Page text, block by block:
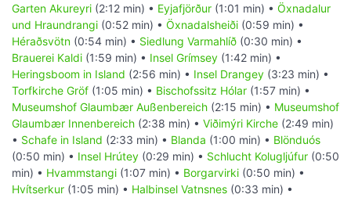
Garten Akureyri (2:12 min) • Eyjafjörður (1:01 min) • Öxnadalur
und Hraundrangi (0:52 min) • Öxnadalsheiði (0:59 min) •
Héraðsvötn (0:54 min) • Siedlung Varmahlíð (0:30 min) •
Brauerei Kaldi (1:59 min) • Insel Grímsey (1:42 min) •
Heringsboom in Island (2:56 min) • Insel Drangey (3:23 min) •
Torfkirche Gröf (1:05 min) • Bischofssitz Hólar (1:57 min) •
Museumshof Glaumbær Außenbereich (2:15 min) • Museumshof
Glaumbær Innenbereich (2:38 min) • Viðimýri Kirche (2:49 min)
• Schafe in Island (2:33 min) • Blanda (1:00 min) • Blönduós
(0:50 min) • Insel Hrútey (0:29 min) • Schlucht Kolugljúfur (0:50
min) • Hvammstangi (1:07 min) • Borgarvirki (0:50 min) •
Hvítserkur (1:05 min) • Halbinsel Vatnsnes (0:33 min) •